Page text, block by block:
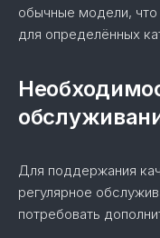
обычные модели,
для определённых
Для поддержания
регулярное
потребовать